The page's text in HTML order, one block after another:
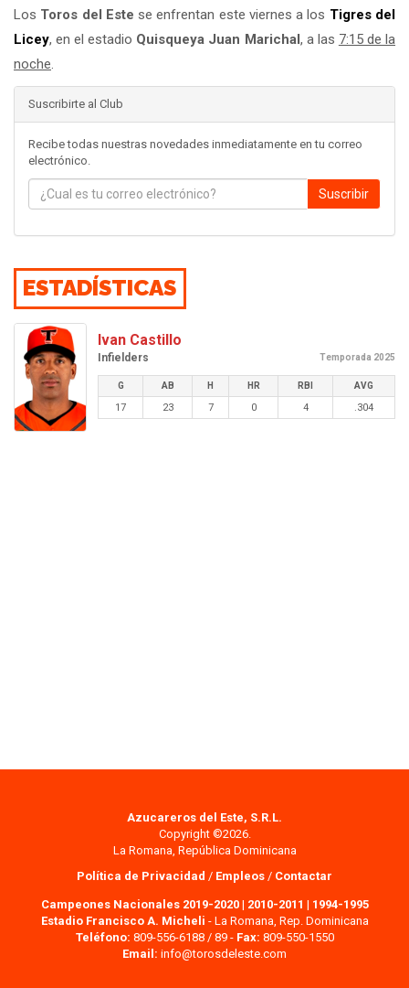
Los Toros del Este se enfrentan este viernes a los Tigres del
Licey, en el estadio Quisqueya Juan Marichal, a las 7:15 de la
noche.
Suscribirte al Club
Recibe todas nuestras novedades inmediatamente en tu correo
electrónico.
Suscribir
ESTADÍSTICAS
Ivan Castillo
Infielders Temporada 2025
G AB H HR RBI AVG
17 23 7 0 4 .304
Azucareros del Este, S.R.L.
Copyright ©2026.
La Romana, República Dominicana
Política de Privacidad / Empleos / Contactar
Campeones Nacionales 2019-2020| 2010-2011 | 1994-1995
Estadio Francisco A. Micheli - La Romana, Rep. Dominicana
Teléfono: 809-556-6188 / 89 - Fax: 809-550-1550
Email: info@torosdeleste.com